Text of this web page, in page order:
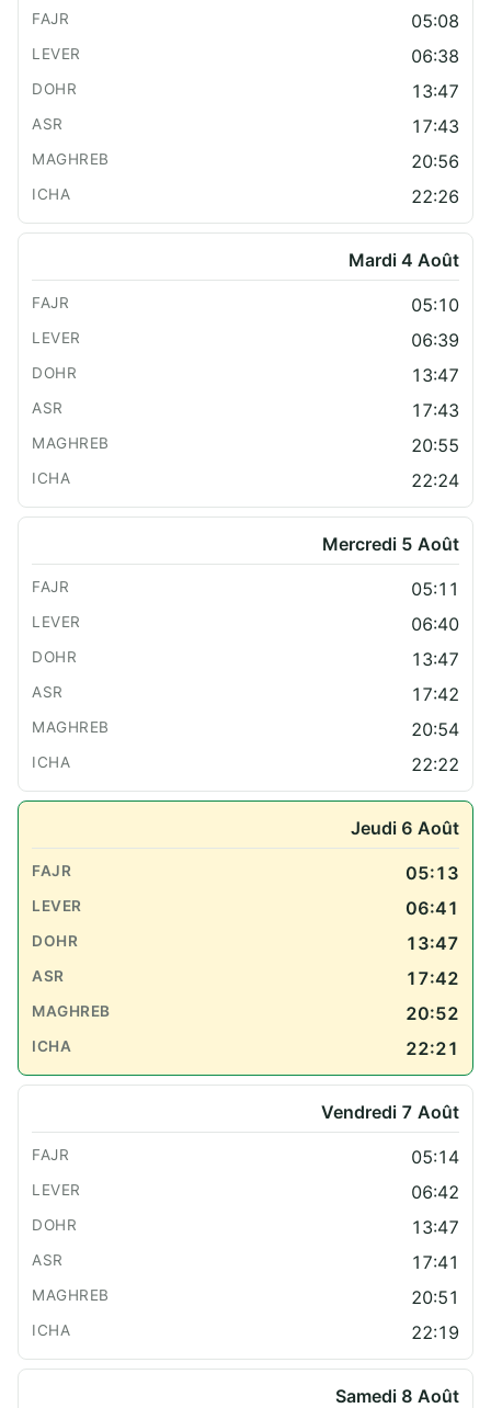
05:08
06:38
13:47
17:43
20:56
22:26
Mardi 4 Août
05:10
06:39
13:47
17:43
20:55
22:24
Mercredi 5 Août
05:11
06:40
13:47
17:42
20:54
22:22
Jeudi 6 Août
05:13
06:41
13:47
17:42
20:52
22:21
Vendredi 7 Août
05:14
06:42
13:47
17:41
20:51
22:19
Samedi 8 Août